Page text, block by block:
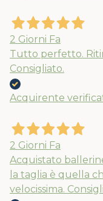
2 Giorni Fa
Tutto perfetto.
Consigliato.
Acquirente
2 Giorni Fa
Acquistato
la taglia è quella
velocissima.